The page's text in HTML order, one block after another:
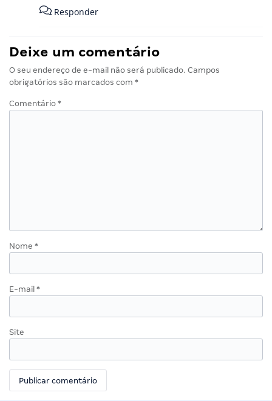
Responder
Deixe um comentário
O seu endereço de e-mail não será publicado. Campos
obrigatórios são marcados com *
Comentário *
Nome *
E-mail *
Site